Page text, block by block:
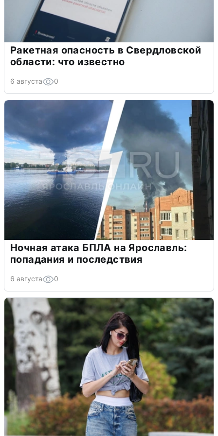
Ракетная опасность в Свердловской
области: что известно
6 августа 0
Ночная атака БПЛА на Ярославль:
попадания и последствия
6 августа 0